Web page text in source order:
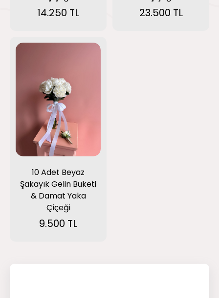
14.250 TL 23.500 TL
10 Adet Beyaz
Şakayık Gelin Buketi
& Damat Yaka
Çiçeği
9.500 TL